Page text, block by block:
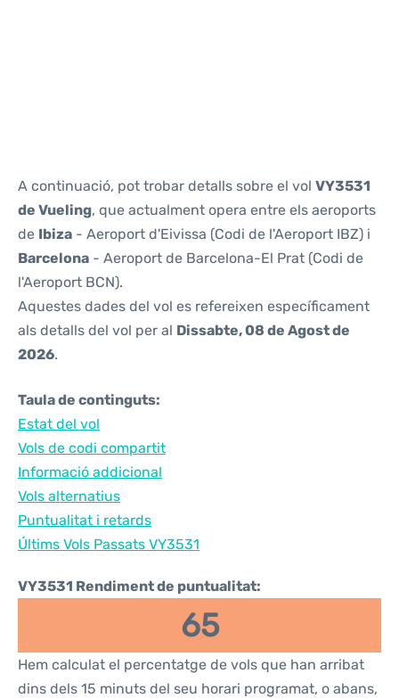
A continuació, pot trobar detalls sobre el vol VY3531
de Vueling, que actualment opera entre els aeroports
de Ibiza - Aeroport d'Eivissa (Codi de l'Aeroport IBZ) i
Barcelona - Aeroport de Barcelona-El Prat (Codi de
l'Aeroport BCN).
Aquestes dades del vol es refereixen específicament
als detalls del vol per al Dissabte, 08 de Agost de
2026.
Taula de continguts:
Estat del vol
Vols de codi compartit
Informació addicional
Vols alternatius
Puntualitat i retards
Últims Vols Passats VY3531
VY3531 Rendiment de puntualitat:
65
Hem calculat el percentatge de vols que han arribat
dins dels 15 minuts del seu horari programat, o abans,